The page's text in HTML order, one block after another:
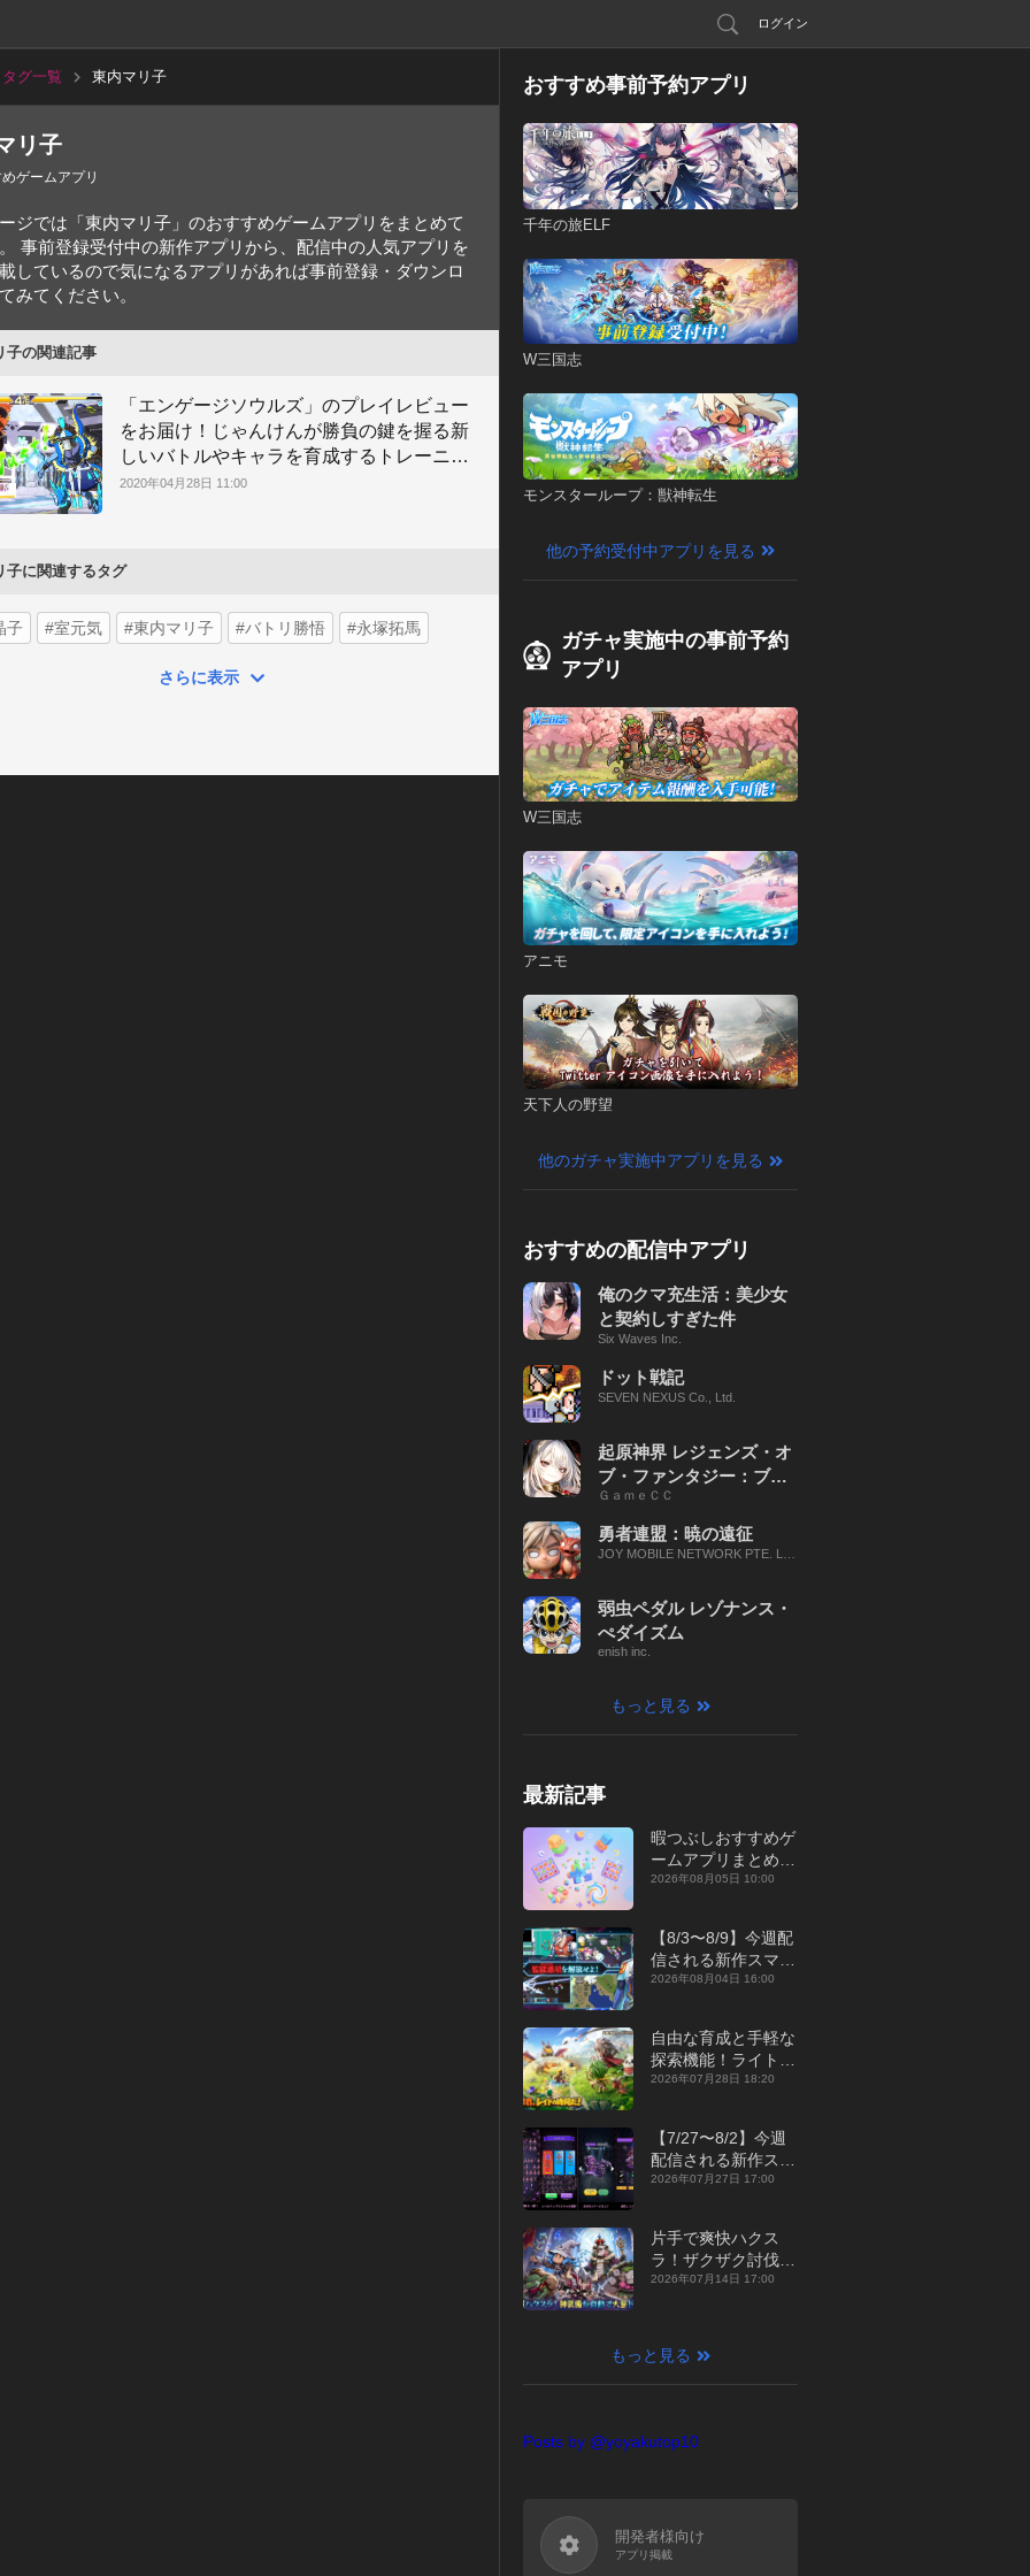
ログイン
タグ一覧 東内マリ子
リ子
ゲームアプリ
ジでは「東内マリ子」のおすすめゲームアプリをまとめて
事前登録受付中の新作アプリから、配信中の人気アプリを
しているので気になるアプリがあれば事前登録・ダウンロ
みてください。
子の関連記事
「エンゲージソウルズ」のプレイレビュー
をお届け！じゃんけんが勝負の鍵を握る新
しいバトルやキャラを育成するトレーニン
グなど注目のゲームシステムを解説！
2020年04月28日 11:00
子に関連するタグ
子 #室元気 #東内マリ子 #バトリ勝悟 #永塚拓馬
さらに表示
おすすめ事前予約アプリ
千年の旅ELF
W三国志
モンスターループ：獣神転生
他の予約受付中アプリを見る
ガチャ実施中の事前予約
アプリ
W三国志
アニモ
天下人の野望
他のガチャ実施中アプリを見る
おすすめの配信中アプリ
俺のクマ充生活：美少女
と契約しすぎた件
Six Waves Inc.
ドット戦記
SEVEN NEXUS Co., Ltd.
起原神界 レジェンズ・オ
ブ・ファンタジー：ブレ
イブ X
ＧａｍｅＣＣ
勇者連盟：暁の遠征
JOY MOBILE NETWORK PTE. LT
弱虫ペダル レゾナンス・
ぺダイズム
enish inc.
もっと見る
最新記事
暇つぶしおすすめゲ
ームアプリまとめ｜
オフライン対応あり
2026年08月05日 10:00
【8/3〜8/9】今週配
信される新作スマホ
ゲームをまとめてお
2026年08月04日 16:00
自由な育成と手軽な
探索機能！ライトカ
ジュアルMMORPG
征』【最新作PICKU
P】
2026年07月28日 18:20
【7/27〜8/2】今週
配信される新作スマ
ホゲームをまとめて
年】
2026年07月27日 17:00
片手で爽快ハクス
ラ！ザクザク討伐し
て神装備を集める放
【最新作PICKUP】
2026年07月14日 17:00
もっと見る
Posts by @yoyakutop10
開発者様向け
アプリ掲載